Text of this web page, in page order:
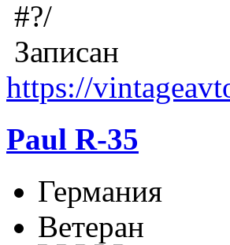
Записан
https://
Paul R-35
Германия
Ветеран